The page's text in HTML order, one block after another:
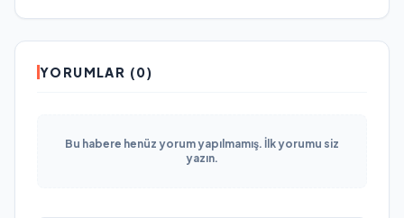
YORUMLAR (0)
Bu habere henüz yorum yapılmamış. İlk yorumu siz
yazın.